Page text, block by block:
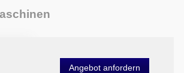
Angebot anfordern